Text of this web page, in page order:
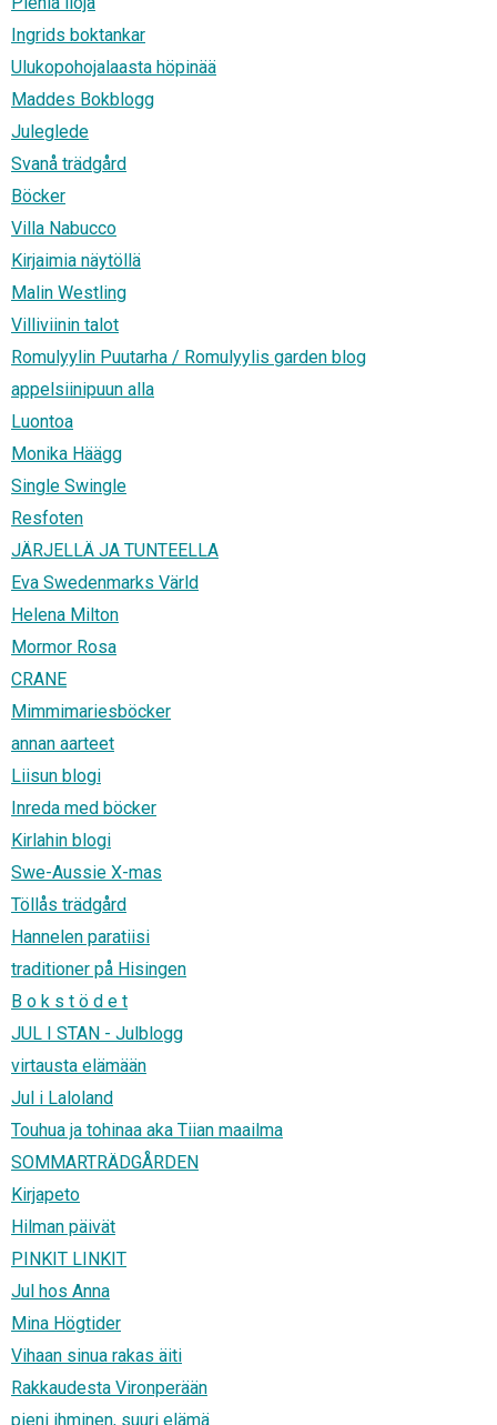
Ingrids boktankar
Ulukopohojalaasta höpinää
Maddes Bokblogg
Juleglede
Svanå trädgård
Böcker
Villa Nabucco
Kirjaimia näytöllä
Malin Westling
Villiviinin talot
Romulyylin Puutarha / Romulyylis garden blog
appelsiinipuun alla
Luontoa
Monika Häägg
Single Swingle
Resfoten
JÄRJELLÄ JA TUNTEELLA
Eva Swedenmarks Värld
Helena Milton
Mormor Rosa
CRANE
Mimmimariesböcker
annan aarteet
Liisun blogi
Inreda med böcker
Kirlahin blogi
Swe-Aussie X-mas
Töllås trädgård
Hannelen paratiisi
traditioner på Hisingen
B o k s t ö d e t
JUL I STAN - Julblogg
virtausta elämään
Jul i Laloland
Touhua ja tohinaa aka Tiian maailma
SOMMARTRÄDGÅRDEN
Kirjapeto
Hilman päivät
PINKIT LINKIT
Jul hos Anna
Mina Högtider
Vihaan sinua rakas äiti
Rakkaudesta Vironperään
pieni ihminen, suuri elämä